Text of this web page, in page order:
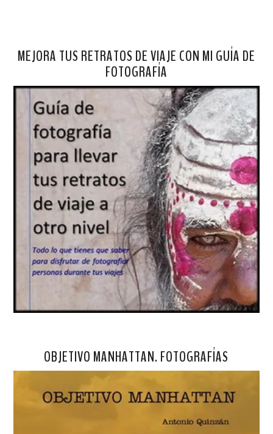
MEJORA TUS RETRATOS DE VIAJE CON MI GUÍA DE
FOTOGRAFÍA
OBJETIVO MANHATTAN. FOTOGRAFÍAS